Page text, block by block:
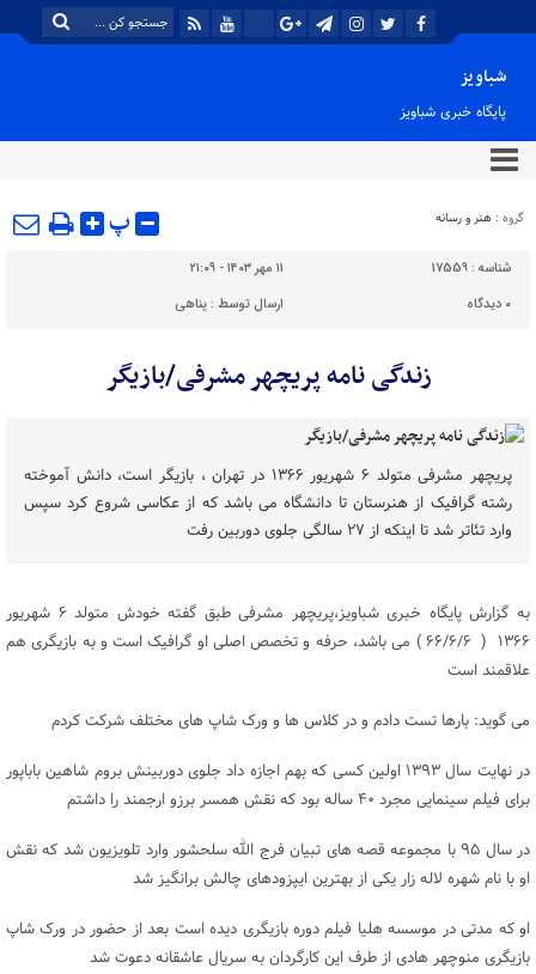
شباویز
پایگاه خبری شباویز
گروه : هنر و رسانه پ
شناسه : 17559
۱۱ مهر ۱۴۰۳ - ۲۱:۰۹
۰ دیدگاه ارسال توسط :پناهی
زندگی نامه پریچهر مشرفی/بازیگر
پریچهر مشرفی متولد ۶ شهریور ۱۳۶۶ در تهران ، بازیگر است، دانش آموخته
رشته گرافیک از هنرستان تا دانشگاه می باشد که از عکاسی شروع کرد سپس
وارد تئاتر شد تا اینکه از ۲۷ سالگی جلوی دوربین رفت
به گزارش پایگاه خبری شباویز،پریچهر مشرفی طبق گفته خودش متولد ۶ شهریور
۱۳۶۶ ( ۶۶/۶/۶ ) می باشد، حرفه و تخصص اصلی او گرافیک است و به بازیگری هم
علاقمند است
می گوید: بارها تست دادم و در کلاس ها و ورک شاپ های مختلف شرکت کردم
در نهایت سال ۱۳۹۳ اولین کسی که بهم اجازه داد جلوی دوربینش بروم شاهین باباپور
برای فیلم سینمایی مجرد ۴۰ ساله بود که نقش همسر برزو ارجمند را داشتم
در سال ۹۵ با مجموعه قصه های تبیان فرج الله سلحشور وارد تلویزیون شد که نقش
او با نام شهره لاله زار یکی از بهترین ایپزودهای چالش برانگیز شد
او که مدتی در موسسه هلیا فیلم دوره بازیگری دیده است بعد از حضور در ورک شاپ
بازیگری منوچهر هادی از طرف این کارگردان به سریال عاشقانه دعوت شد